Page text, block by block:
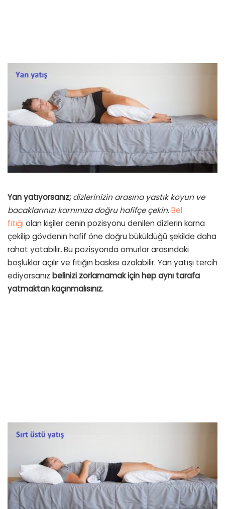
Yan yatıyorsanız; dizlerinizin arasına yastık koyun ve
bacaklarınızı karnınıza doğru hafifçe çekin.Bel
fıtığı olan kişiler cenin pozisyonu denilen dizlerin karna
çekilip gövdenin hafif öne doğru büküldüğü şekilde daha
rahat yatabilir.Bu pozisyonda omurlar arasındaki
boşluklar açılır ve fıtığın baskısı azalabilir. Yan yatışı tercih
ediyorsanız belinizi zorlamamak için hep aynı tarafa
yatmaktan kaçınmalısınız.